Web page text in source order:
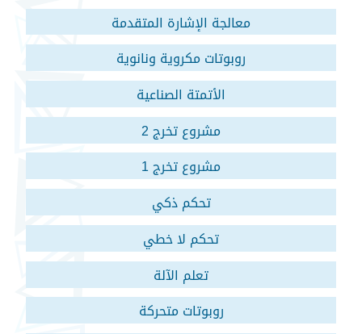
معالجة الإشارة المتقدمة
روبوتات مكروية ونانوية
الأتمتة الصناعية
مشروع تخرج 2
مشروع تخرج 1
تحكم ذكي
تحكم لا خطي
تعلم الآلة
روبوتات متحركة